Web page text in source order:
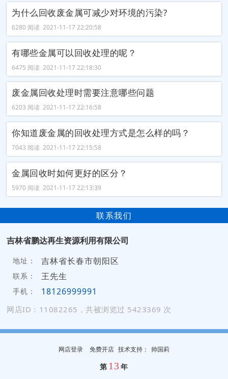
为什么回收废金属可减少对环境的污染?
6280 阅读 2021-11-17 22:20:58
有哪些金属可以回收处理的呢？
6475 阅读 2021-11-17 22:18:30
废金属回收处理时需要注意哪些问题
6203 阅读 2021-11-17 22:16:58
你知道废金属的回收处理方式是怎么样的吗？
7043 阅读 2021-11-17 22:15:58
金属回收时如何更好的区分？
5970 阅读 2021-11-17 22:13:39
联系我们
吉林省鹏达再生资源利用有限公司
地址： 吉林省长春市朝阳区
联系： 王先生
手机： 18126999991
网店ID：11082265，共被浏览过 5423369 次
网店登录 免费开店 技术支持 ： 帅国莉
第 13年